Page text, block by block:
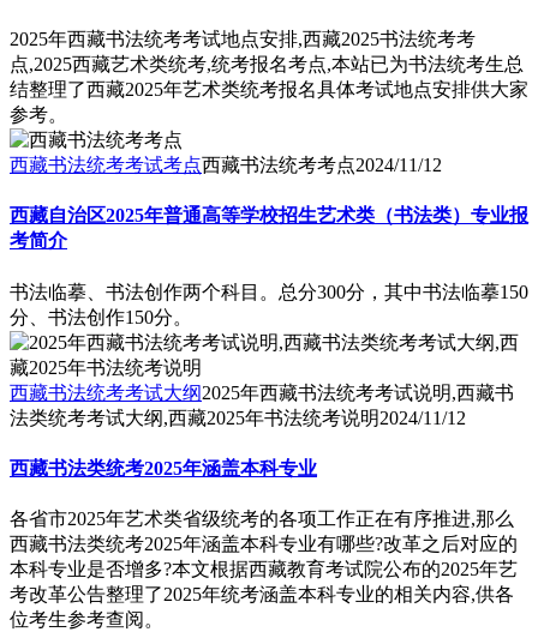
2025年西藏书法统考考试地点安排,西藏2025书法统考考
点,2025西藏艺术类统考,统考报名考点,本站已为书法统考生总
结整理了西藏2025年艺术类统考报名具体考试地点安排供大家
参考。
西藏书法统考考试考点西藏书法统考考点2024/11/12
西藏自治区2025年普通高等学校招生艺术类（书法类）专业报
考简介
书法临摹、书法创作两个科目。总分300分，其中书法临摹150
分、书法创作150分。
西藏书法统考考试大纲2025年西藏书法统考考试说明,西藏书
法类统考考试大纲,西藏2025年书法统考说明2024/11/12
西藏书法类统考2025年涵盖本科专业
各省市2025年艺术类省级统考的各项工作正在有序推进,那么
西藏书法类统考2025年涵盖本科专业有哪些?改革之后对应的
本科专业是否增多?本文根据西藏教育考试院公布的2025年艺
考改革公告整理了2025年统考涵盖本科专业的相关内容,供各
位考生参考查阅。